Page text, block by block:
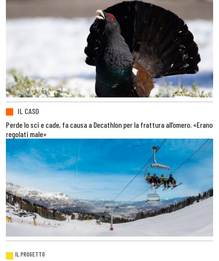
IL CASO
Perde lo sci e cade, fa causa a Decathlon per la frattura all’omero. «Erano
regolati male»
IL PROGETTO